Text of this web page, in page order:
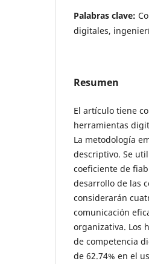
Palabras clave:
digitales,
Resumen
El artículo tiene
herramientas
La metodología
descriptivo. Se
coeficiente de
desarrollo de las
considerarán
comunicación
organizativa. Los
de competencia
de 62.74% en el